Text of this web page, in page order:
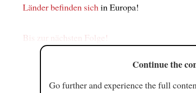
Länderbefinden sich in Europa!
Bis zur nächsten Folge!
Continue the
Go further and experience the full